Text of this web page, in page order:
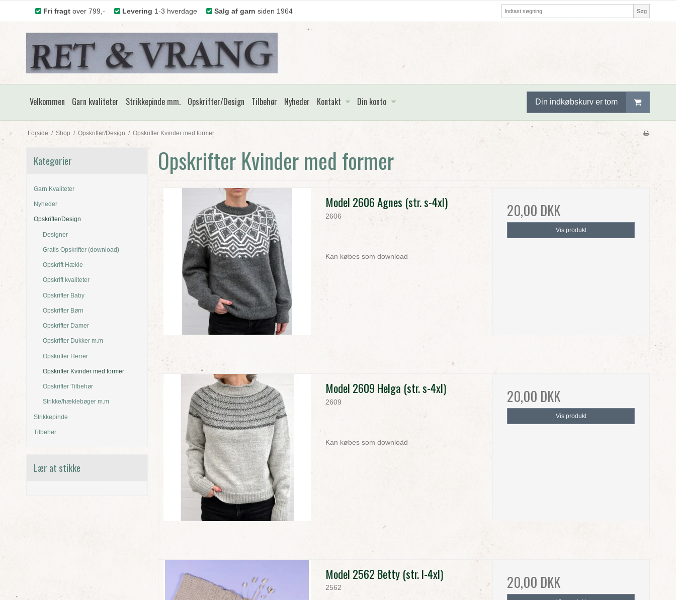
Fri fragtover 799,- Levering 1-3 hverdage Salg af garn siden 1964 Søg
Velkommen Garn kvaliteter Strikkepinde mm. Opskrifter/Design Tilbehør Nyheder Kontakt Din konto Din indkøbskurv er tom
Forside / Shop / Opskrifter/Design / Opskrifter Kvinder med former
Kategorier
Garn Kvaliteter
Nyheder
Opskrifter/Design
Designer
Gratis Opskrifter (download)
Opskrift Hækle
Opskrift kvaliteter
Opskrifter Baby
Opskrifter Børn
Opskrifter Damer
Opskrifter Dukker m.m
Opskrifter Herrer
Opskrifter Kvinder med former
Opskrifter Tilbehør
Strikke/hæklebøger m.m
Strikkepinde
Tilbehør
Lær at stikke
Opskrifter Kvinder med former
Model 2606 Agnes (str. s-4xl)
2606
Kan købes som download
20,00 DKK
Vis produkt
Model 2609 Helga (str. s-4xl)
2609
Kan købes som download
20,00 DKK
Vis produkt
Model 2562 Betty (str. l-4xl)
2562 20,00 DKK